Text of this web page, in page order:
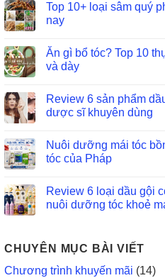
Top 10+ loại sâm quý
nay
Ăn gì bổ tóc? Top 10
và dày
Review 6 sản phẩm
dược sĩ khuyên dùng
Nuôi dưỡng mái tóc
tóc của Pháp
Review 6 loại dầu gội
nuôi dưỡng tóc khoẻ
CHUYÊN MỤC BÀI VIẾT
Chương trình khuyến mãi (14)